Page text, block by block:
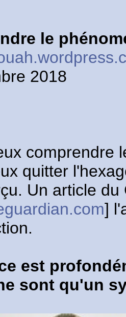
le
2018
comprendre
quitter
Un article du
]
est
sont qu'un